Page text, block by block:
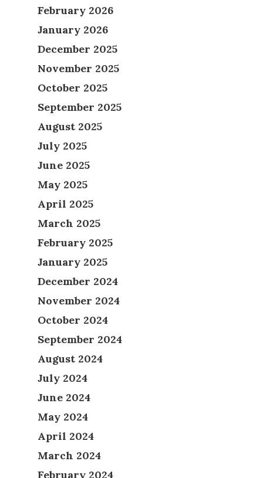
February 2026
January 2026
December 2025
November 2025
October 2025
September 2025
August 2025
July 2025
June 2025
May 2025
April 2025
March 2025
February 2025
January 2025
December 2024
November 2024
October 2024
September 2024
August 2024
July 2024
June 2024
May 2024
April 2024
March 2024
February 2024